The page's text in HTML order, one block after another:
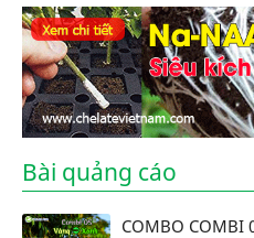
Bài quảng cáo
COMBO COMBI